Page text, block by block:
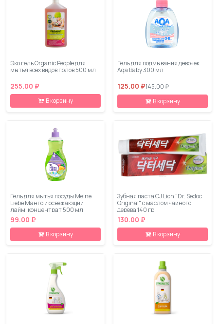
Эко гель Organic People для
мытья всех видов полов 500 мл
255.00 ₽
В корзину
Гель для подмывания девочек
Aqa Baby 300 мл
125.00 ₽145.00 ₽
В корзину
Гель для мытья посуды Meine
Liebe Манго и освежающий
лайм, концентрат 500 мл
99.00 ₽
В корзину
Зубная паста CJ Lion "Dr. Sedoc
Original" c маслом чайного
дерева,140 гр
130.00 ₽
В корзину